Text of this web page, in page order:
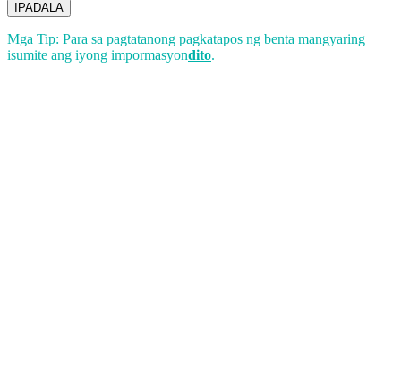
IPADALA
Mga Tip: Para sa pagtatanong pagkatapos ng benta mangyaring
isumite ang iyong impormasyondito.